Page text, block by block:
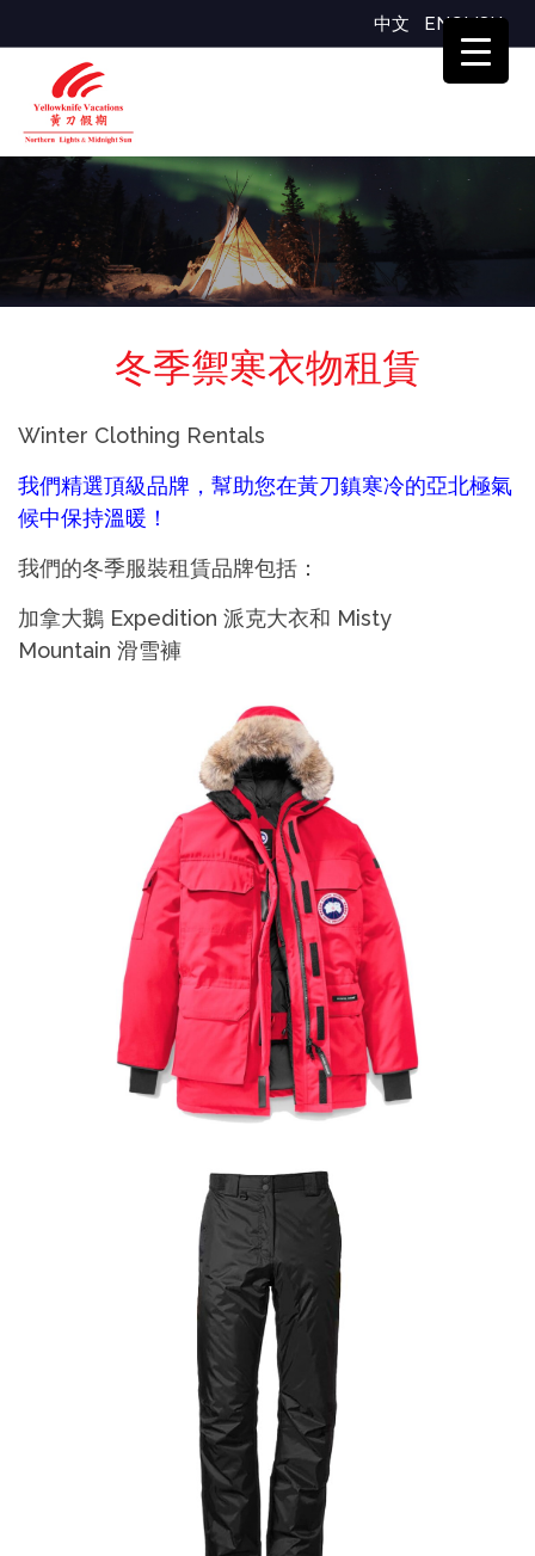
中文 ENGLISH
冬季禦寒衣物租賃
Winter Clothing Rentals
我們精選頂級品牌，幫助您在黃刀鎮寒冷的亞北極氣
候中保持溫暖！
我們的冬季服裝租賃品牌包括：
加拿大鵝 Expedition 派克大衣和 Misty
Mountain 滑雪褲